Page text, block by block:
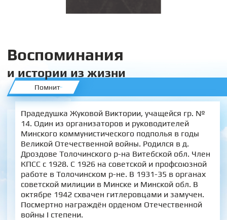
Воспоминания
и истории из жизни
Помнит
Прадедушка Жуковой Виктории, учащейся гр. №
14. Один из организаторов и руководителей
Минского коммунистического подполья в годы
Великой Отечественной войны. Родился в д.
Дроздове Толочинского р-на Витебской обл. Член
КПСС с 1928. С 1926 на советской и профсоюзной
работе в Толочинском р-не. В 1931-35 в органах
советской милиции в Минске и Минской обл. В
октябре 1942 схвачен гитлеровцами и замучен.
Посмертно награждён орденом Отечественной
войны I степени.